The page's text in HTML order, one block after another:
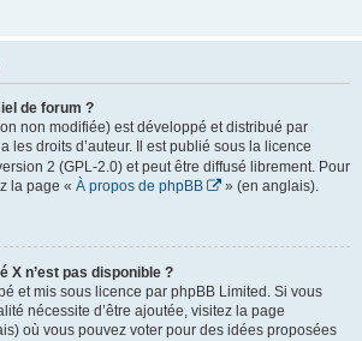
de forum ?
non modifiée) est développé et distribué par
les droits d’auteur. Il est publié sous la licence
2 (GPL-2.0) et peut être diffusé librement. Pour
la page « À propos de phpBB » (en anglais).
X n’est pas disponible ?
et mis sous licence par phpBB Limited. Si vous
nécessite d’être ajoutée, visitez la page
où vous pouvez voter pour des idées proposées